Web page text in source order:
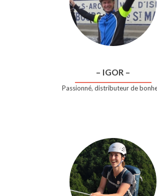
– IGOR –
Passionné, distributeur de